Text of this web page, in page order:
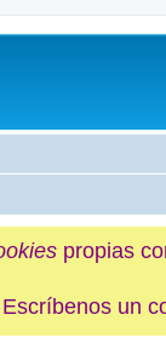
propias
un